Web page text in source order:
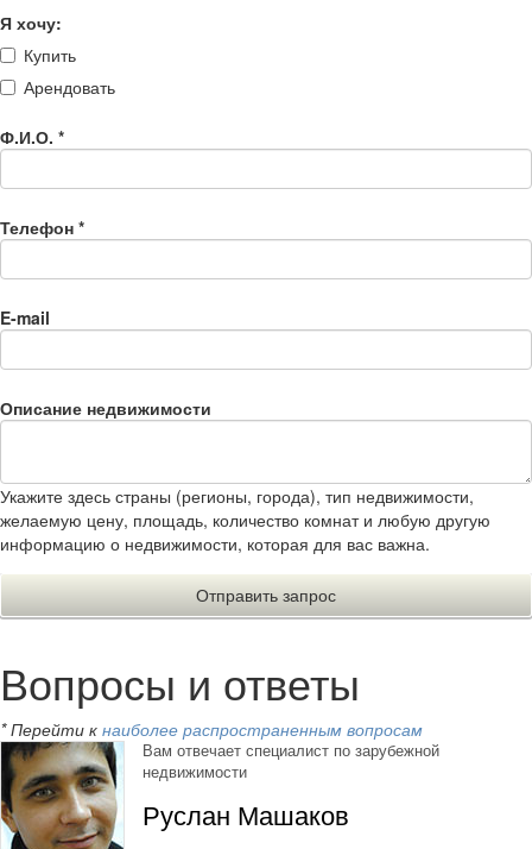
Я хочу:
Купить
Арендовать
Ф.И.О. *
Телефон *
E-mail
Описание недвижимости
Укажите здесь страны (регионы, города), тип недвижимости,
желаемую цену, площадь, количество комнат и любую другую
информацию о недвижимости, которая для вас важна.
Вопросы и ответы
* Перейти к наиболее распространенным вопросам
Вам отвечает специалист по зарубежной
недвижимости
Руслан Машаков